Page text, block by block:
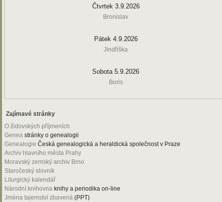
Čtvrtek 3.9.2026
Bronislav
Pátek 4.9.2026
Jindřiška
Sobota 5.9.2026
Boris
Zajímavé stránky
O židovských příjmeních
Genea stránky o genealogii
Genealogie Česká genealogická a heraldická společnost v Praze
Archiv hlavního města Prahy
Moravský zemský archiv Brno
Staročeský slovník
Liturgický kalendář
Národní knihovna knihy a periodika on-line
Jména tajemství zbavená (PPT)